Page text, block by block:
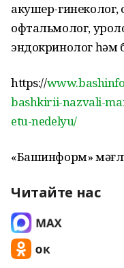
акушер-гинеколог,
офтальмолог,
эндокринолог һәм
https://
bashkirii-nazvali-
etu-nedelyu/
«Башинформ»
Читайте нас